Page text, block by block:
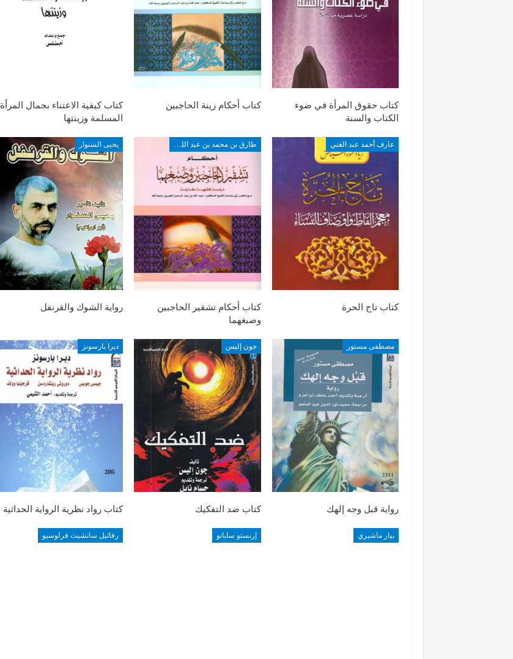
كتاب حقوق المرأة في ضوء
الكتاب والسنة
كتاب أحكام زينة الحاجبين
كتاب كيفية الاعتناء بجمال المرأة
المسلمة وزينتها
عارف أحمد عبد الغني
كتاب تاج الحرة
طارق بن محمد بن عبد الله الخويطر
كتاب أحكام تشقير الحاجبين
وصبغهما
يحيى السنوار
رواية الشوك والقرنفل
مصطفى مستور
رواية قبل وجه إلهك
جون إليس
كتاب ضد التفكيك
دبرا بارسونز
كتاب رواد نظرية الرواية الحداثية
بيار ماشيري إرنستو ساباتو رفائيل سانشيث فرلوسيو